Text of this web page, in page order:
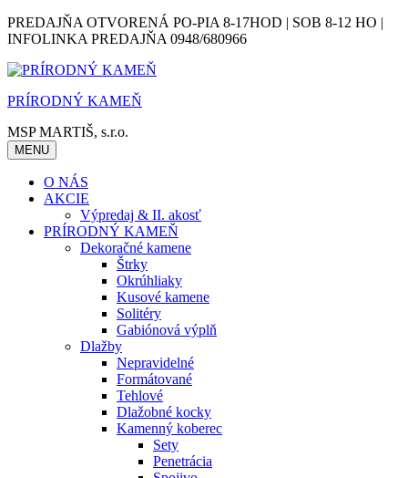
Skip
to
PREDAJŇA OTVORENÁ PO-PIA 8-17HOD | SOB 8-12 HO |
INFOLINKA PREDAJŇA 0948/680966
PRÍRODNÝ KAMEŇ
MSP MARTIŠ, s.r.o.
MENU
O NÁS
AKCIE
Výpredaj & II. akosť
PRÍRODNÝ KAMEŇ
Dekoračné kamene
Štrky
Okrúhliaky
Kusové kamene
Solitéry
Gabiónová výplň
Dlažby
Nepravidelné
Formátované
Tehlové
Dlažobné kocky
Kamenný koberec
Sety
Penetrácia